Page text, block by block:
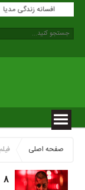
افسانه زندگی مدیا
صفحه اصلی